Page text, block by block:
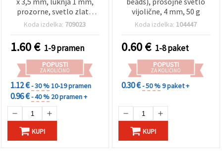
prozorne, svetlo zlate
barve, ~125 kosov - za
dekoracij
Koda izdelka: 709023
1.60€ 1-9 pramen
POPUSTI
ZA KOLIČINO
1.12 €- 30 %10-19 pramen
0.96 €- 40 % 20 pramen +
KUPI
vijolične, 4 mm, 50 g
Koda izdelka: 104447
0.60€ 1-8 paket
POPUSTI
ZA KOLIČINO
0.30 €- 50 %9 paket +
KUPI